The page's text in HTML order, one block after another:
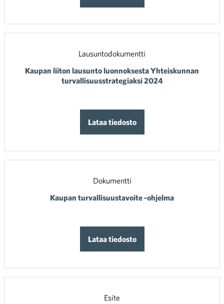
Lausuntodokumentti
Kaupan liiton lausunto luonnoksesta Yhteiskunnan
turvallisuusstrategiaksi 2024
Lataa tiedosto
Dokumentti
Kaupan turvallisuustavoite -ohjelma
Lataa tiedosto
Esite